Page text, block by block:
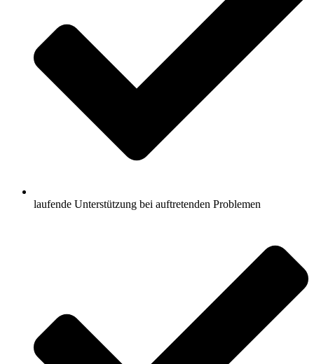
laufende Unterstützung bei auftretenden Problemen